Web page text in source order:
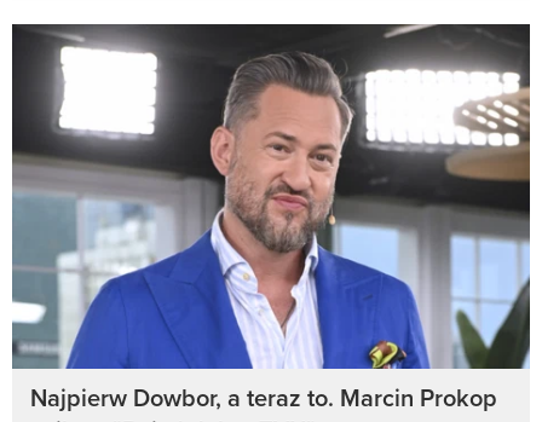
Najpierw Dowbor, a teraz to. Marcin Prokop